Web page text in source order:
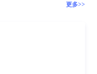
更多>>